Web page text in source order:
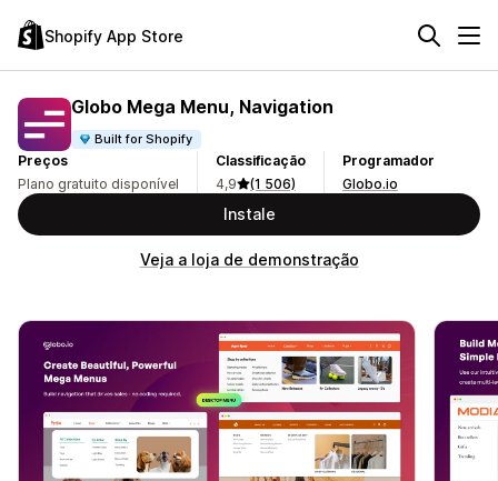
Shopify App Store
Globo Mega Menu, Navigation
Built for Shopify
Preços
Plano gratuito disponível
Classificação
4,9
(1 506)
Programador
Globo.io
Instale
Veja a loja de demonstração